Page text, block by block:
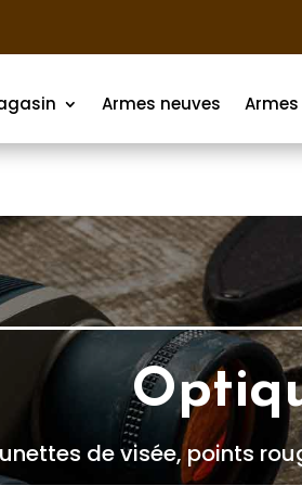
Armes neuves
de visée, points